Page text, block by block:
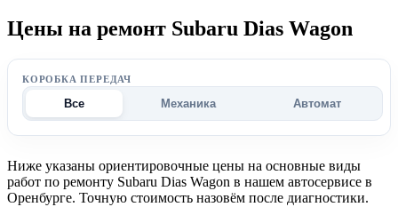
Цены на ремонт Subaru Dias Wagon
КОРОБКА ПЕРЕДАЧ
Все Механика Автомат
Ниже указаны ориентировочные цены на основные виды
работ по ремонту Subaru Dias Wagon в нашем автосервисе в
Оренбурге. Точную стоимость назовём после диагностики.